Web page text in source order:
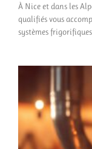
À Nice et dans les
qualifiés vous
systèmes